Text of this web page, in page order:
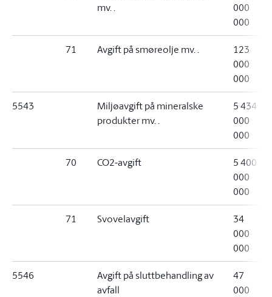
mv. .
000
000
71 Avgift på smøreolje mv. .
123
000
000
5543
Miljøavgift på mineralske
produkter mv. .
5 434
000
000
70 CO2-avgift
5 400
000
000
71 Svovelavgift
34
000
000
5546
Avgift på sluttbehandling av
avfall
47
000